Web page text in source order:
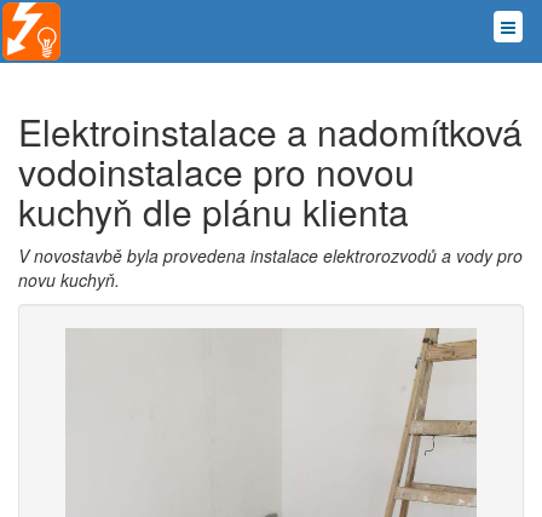
Elektroinstalace a nadomítková
vodoinstalace pro novou
kuchyň dle plánu klienta
V novostavbě byla provedena instalace elektrorozvodů a vody pro
novu kuchyň.